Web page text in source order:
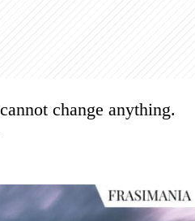
change anything.